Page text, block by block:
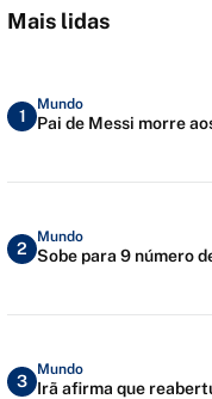
Mais lidas
1
Mundo
Pai de Messi morre
2
Mundo
Sobe para 9 número
3
Mundo
Irã afirma que